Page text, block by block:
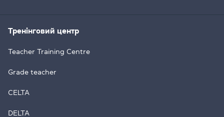
Тренінговий центр
Teacher Training Centre
Grade teacher
CELTA
DELTA